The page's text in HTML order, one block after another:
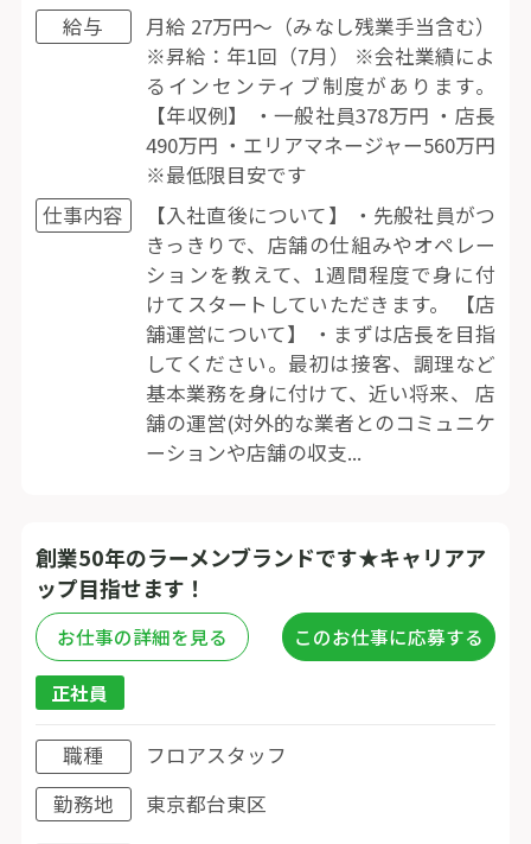
給与
月給 27万円〜（みなし残業手当含む）
※昇給：年1回（7月） ※会社業績によ
るインセンティブ制度があります。
【年収例】 ・一般社員378万円 ・店長
490万円 ・エリアマネージャー560万円
※最低限目安です
仕事内容
【入社直後について】 ・先般社員がつ
きっきりで、店舗の仕組みやオペレー
ションを教えて、1週間程度で身に付
けてスタートしていただきます。 【店
舗運営について】 ・まずは店長を目指
してください。最初は接客、調理など
基本業務を身に付けて、近い将来、 店
舗の運営(対外的な業者とのコミュニケ
ーションや店舗の収支...
創業50年のラーメンブランドです★キャリアア
ップ目指せます！
お仕事の詳細を見る このお仕事に応募する
正社員
職種
フロアスタッフ
勤務地
東京都台東区